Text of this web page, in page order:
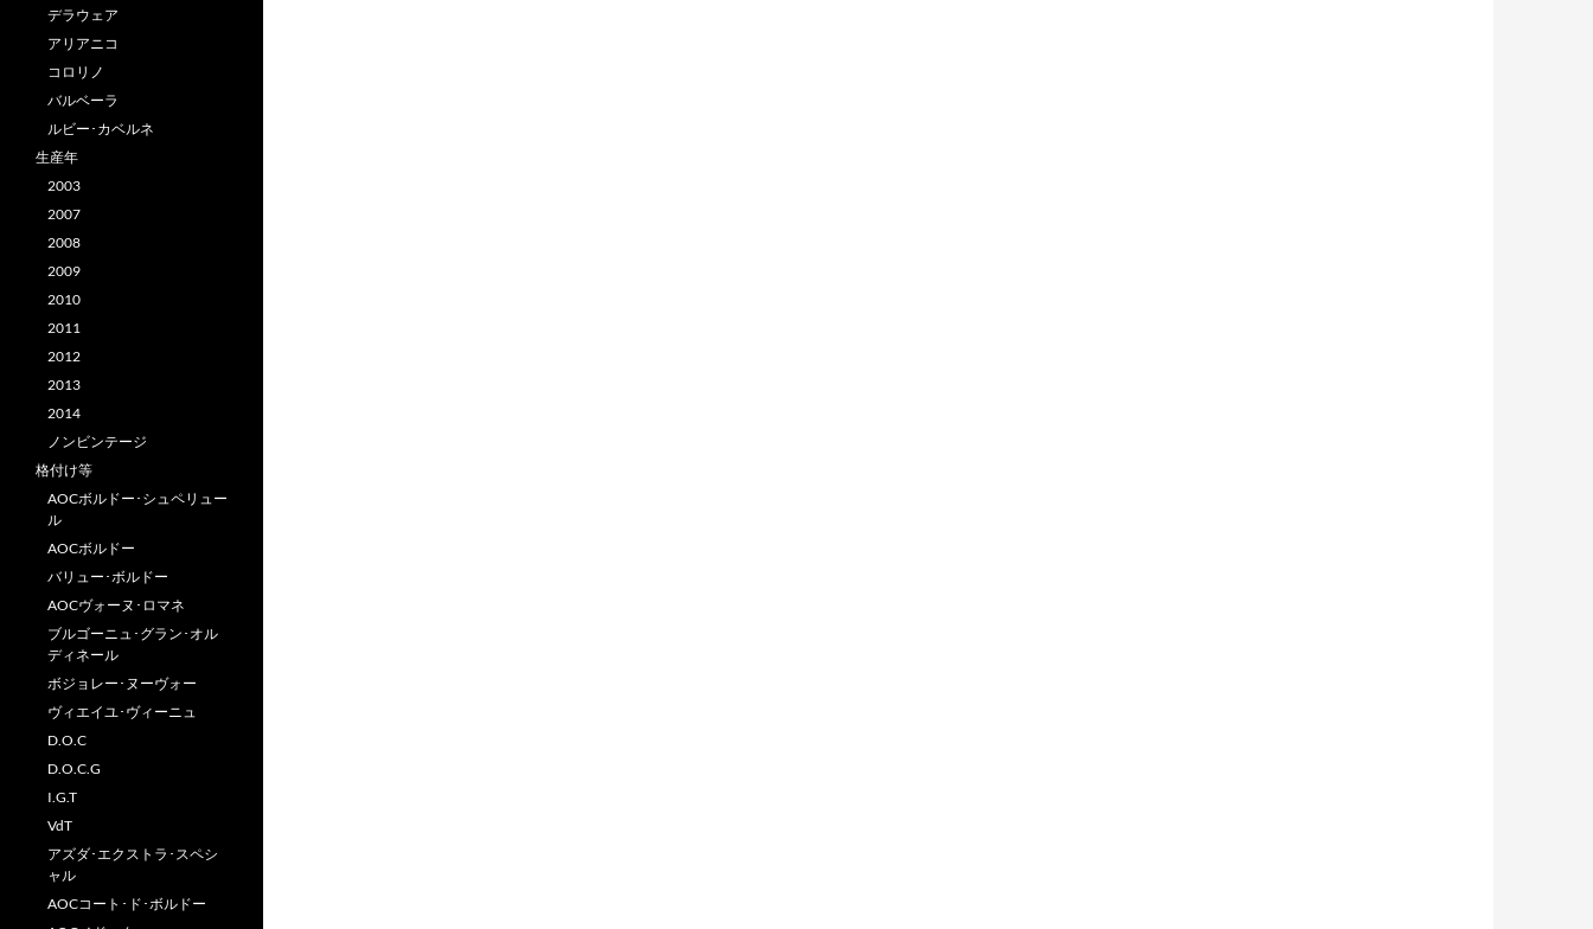
デラウェア
アリアニコ
コロリノ
バルベーラ
ルビー･カベルネ
生産年
2003
2007
2008
2009
2010
2011
2012
2013
2014
ノンビンテージ
格付け等
AOCボルドー･シュペリュー
ル
AOCボルドー
バリュー･ボルドー
AOCヴォーヌ･ロマネ
ブルゴーニュ･グラン･オル
ディネール
ボジョレー･ヌーヴォー
ヴィエイユ･ヴィーニュ
D.O.C
D.O.C.G
I.G.T
VdT
アズダ･エクストラ･スペシ
ャル
AOCコート･ド･ボルドー